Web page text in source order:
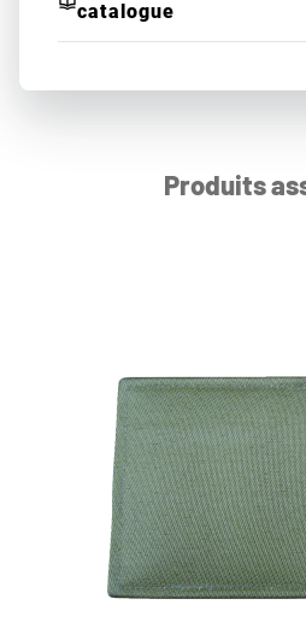
catalogue
Produits